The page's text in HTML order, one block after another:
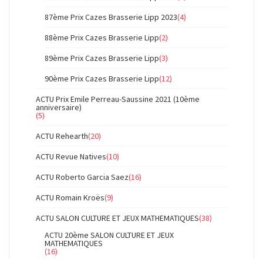
87ème Prix Cazes Brasserie Lipp 2023(4)
88ème Prix Cazes Brasserie Lipp(2)
89ème Prix Cazes Brasserie Lipp(3)
90ème Prix Cazes Brasserie Lipp(12)
ACTU Prix Emile Perreau-Saussine 2021 (10ème
anniversaire)
(5)
ACTU Rehearth(20)
ACTU Revue Natives(10)
ACTU Roberto Garcia Saez(16)
ACTU Romain Kroës(9)
ACTU SALON CULTURE ET JEUX MATHEMATIQUES(38)
ACTU 20ème SALON CULTURE ET JEUX
MATHEMATIQUES
(16)